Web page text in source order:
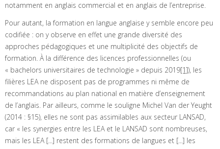
notamment en anglais commercial et en anglais de l’entreprise.
Pour autant, la formation en langue anglaise y semble encore peu
codifiée : on y observe en effet une grande diversité des
approches pédagogiques et une multiplicité des objectifs de
formation. À la différence des licences professionnelles (ou
« bachelors universitaires de technologie » depuis 2019[1]), les
filières LEA ne disposent pas de programmes ni même de
recommandations au plan national en matière d’enseignement
de l’anglais. Par ailleurs, comme le souligne Michel Van der Yeught
(2014 : §15), elles ne sont pas assimilables aux secteur LANSAD,
car « les synergies entre les LEA et le LANSAD sont nombreuses,
mais les LEA [...] restent des formations de langues et [...] les